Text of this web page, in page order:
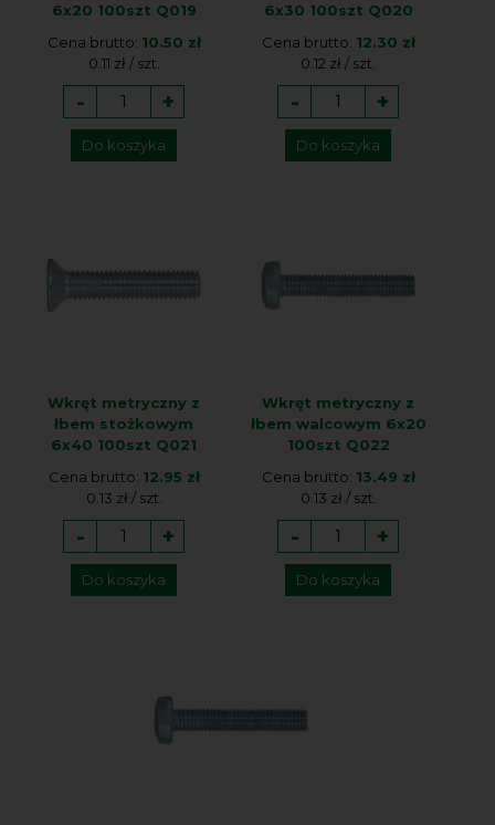
6x20 100szt Q019
Cena brutto: 10.50 zł
0.11 zł / szt.
- +
Do koszyka
6x30 100szt Q020
Cena brutto: 12.30 zł
0.12 zł / szt.
- +
Do koszyka
Wkręt metryczny z
łbem stożkowym
6x40 100szt Q021
Cena brutto: 12.95 zł
0.13 zł / szt.
- +
Do koszyka
Wkręt metryczny z
łbem walcowym 6x20
100szt Q022
Cena brutto: 13.49 zł
0.13 zł / szt.
- +
Do koszyka